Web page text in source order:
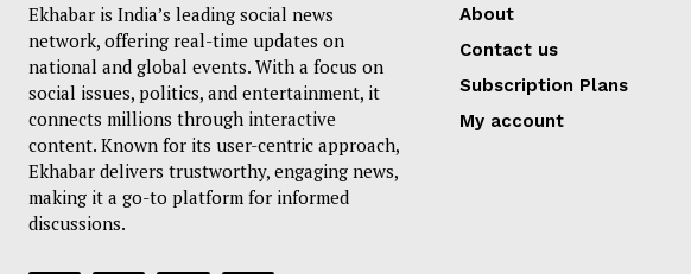
Ekhabar is India’s leading social news
network, offering real-time updates on
national and global events. With a focus on
social issues, politics, and entertainment, it
connects millions through interactive
content. Known for its user-centric approach,
Ekhabar delivers trustworthy, engaging news,
making it a go-to platform for informed
discussions.
About
Contact us
Subscription Plans
My account